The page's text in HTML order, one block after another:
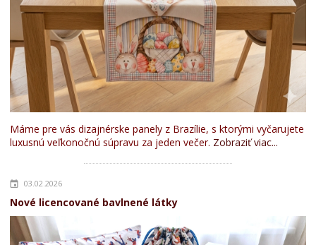
Máme pre vás dizajnérske panely z Brazílie, s ktorými vyčarujete
luxusnú veľkonočnú súpravu za jeden večer. Zobraziť viac...
03.02.2026
Nové licencované bavlnené látky